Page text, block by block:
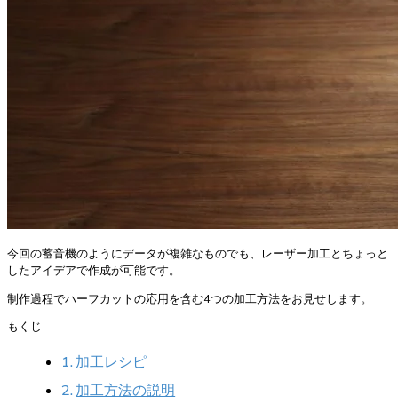
今回の蓄音機のようにデータが複雑なものでも、レーザー加工とちょっと
したアイデアで作成が可能です。
制作過程でハーフカットの応用を含む4つの加工方法をお見せします。
もくじ
加工レシピ
加工方法の説明